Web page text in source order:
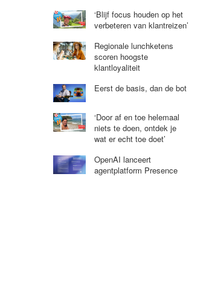
‘Blijf focus houden op het
verbeteren van klantreizen’
Regionale lunchketens
scoren hoogste
klantloyaliteit
Eerst de basis, dan de bot
‘Door af en toe helemaal
niets te doen, ontdek je
wat er echt toe doet’
OpenAI lanceert
agentplatform Presence